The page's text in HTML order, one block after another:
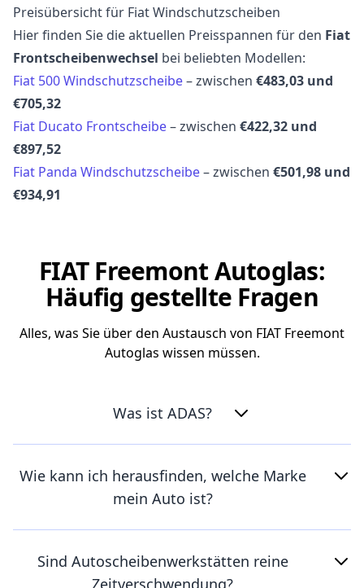
Preisübersicht für Fiat Windschutzscheiben
Hier finden Sie die aktuellen Preisspannen für den Fiat
Frontscheibenwechsel bei beliebten Modellen:
Fiat 500 Windschutzscheibe– zwischen €483,03 und
€705,32
Fiat Ducato Frontscheibe– zwischen €422,32 und
€897,52
Fiat Panda Windschutzscheibe– zwischen €501,98 und
€934,91
FIAT Freemont Autoglas:
Häufig gestellte Fragen
Alles, was Sie über den Austausch von FIAT Freemont
Autoglas wissen müssen.
Was ist ADAS?
Wie kann ich herausfinden, welche Marke
mein Auto ist?
Sind Autoscheibenwerkstätten reine
Zeitverschwendung?